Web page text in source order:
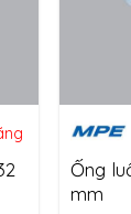
Ống
mm